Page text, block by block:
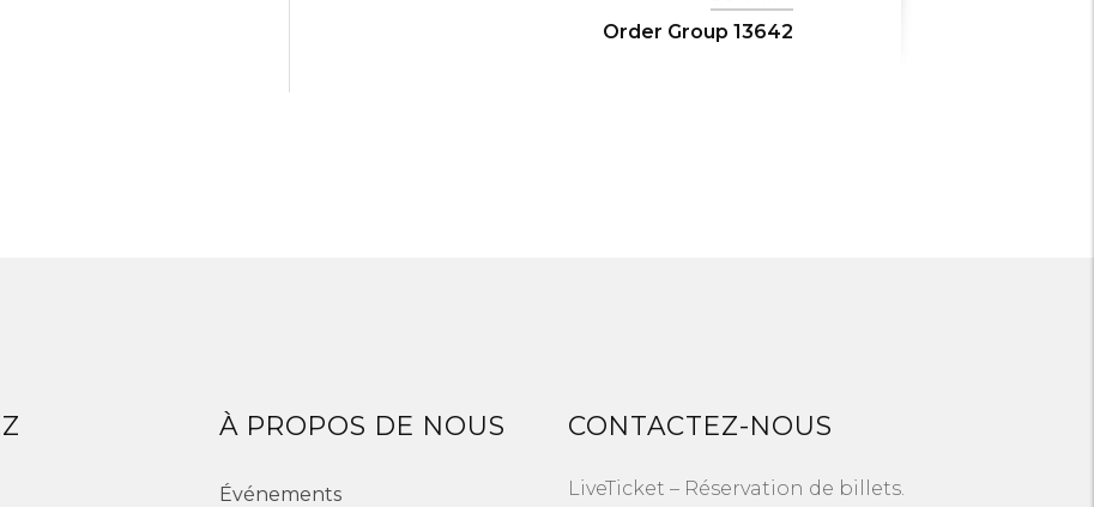
Order Group 13642
À PROPOS DE NOUS
Événements
CONTACTEZ-NOUS
LiveTicket – Réservation de billets.